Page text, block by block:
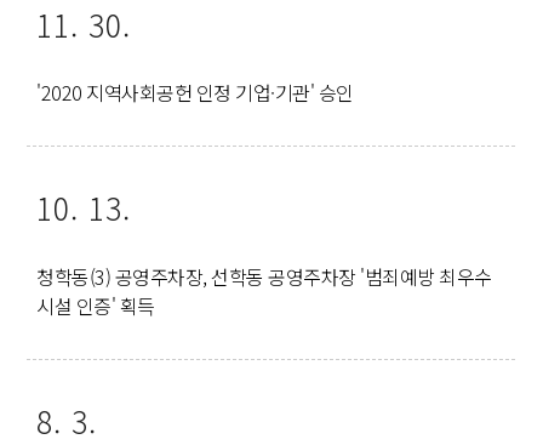
11. 30.
'2020 지역사회공헌 인정 기업·기관' 승인
10. 13.
청학동(3) 공영주차장, 선학동 공영주차장 '범죄예방 최우수
시설 인증' 획득
8. 3.